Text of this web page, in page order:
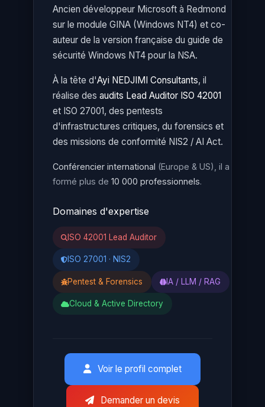
Ancien développeur Microsoft à Redmond
sur le module GINA (Windows NT4) et co-
auteur de la version française du guide de
sécurité Windows NT4 pour la NSA.
À la tête d'Ayi NEDJIMI Consultants, il
réalise des audits Lead Auditor ISO 42001
et ISO 27001, des pentests
d'infrastructures critiques, du forensics et
des missions de conformité NIS2 / AI Act.
Conférencier international (Europe & US), il a
formé plus de 10 000 professionnels.
Domaines d'expertise
ISO 42001 Lead Auditor
ISO 27001 · NIS2
Pentest & Forensics IA / LLM / RAG
Cloud & Active Directory
Voir le profil complet
Demander un devis